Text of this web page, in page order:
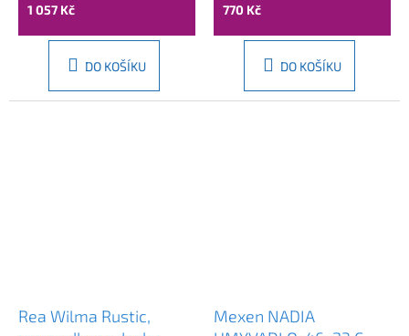
1 057 Kč
DO KOŠÍKU
770 Kč
DO KOŠÍKU
Rea Wilma Rustic,
Mexen NADIA